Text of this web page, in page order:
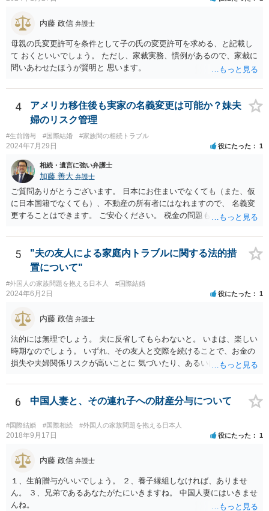
して生活していくというよりは、一方が死亡した際に生じる相続のた
めに配偶者という立場を得ることが主な目的となります。 したがっ
て、形式的に届出がなされたとしても、双方は夫婦生活を営む意思が
ないので、婚姻意思はありません。 よって、婚姻は婚姻意思の欠如に
より、無効となります。
内藤 政信 弁護士
母親の氏変更許可を条件として子の氏の変更許可を求める、と記載し
て おくといいでしょう。 ただし、家裁実務、慣例があるので、家裁に
問いあわせたほうが賢明と 思います。
4
アメリカ移住後も実家の名義変更は可能か？妹夫
婦のリスク管理
#生前贈与 #国際結婚 #家族間の相続トラブル
2024年7月29日 役にたった 1
相続・遺言に強い弁護士
加藤 善大 弁護士
ご質問ありがとうございます。 日本にお住まいでなくても（また、仮
に日本国籍でなくても）、不動産の所有者にはなれますので、 名義変
更することはできます。 ご安心ください。 税金の問題もありますの
でしょうか。）と一緒に、 お近くの弁護士に直接相談して、アドバイ
ス等を求めることをお勧めします。 ご参考にしていただければ幸いで
5
"夫の友人による家庭内トラブルに関する法的措
置について"
#外国人の家族問題を抱える日本人 #国際結婚
2024年6月2日 役にたった 1
内藤 政信 弁護士
法的には無理でしょう。 夫に反省してもらわないと。 いまは、楽しい
時期なのでしょう。 いずれ、その友人と交際を続けることで、お金の
損失や夫婦関係リスクが高いことに 気づいたり、あるいは、飽きると
6 中国人妻と、その連れ子への財産分与について
#国際結婚 #国際相続 #外国人の家族問題を抱える日本人
2018年9月17日 役にたった 1
内藤 政信 弁護士
１、生前贈与がいいでしょう。 ２、養子縁組しなければ、ありませ
ん。 ３、兄弟であるあなたがたにいきますね。 中国人妻にはいきませ
んね。